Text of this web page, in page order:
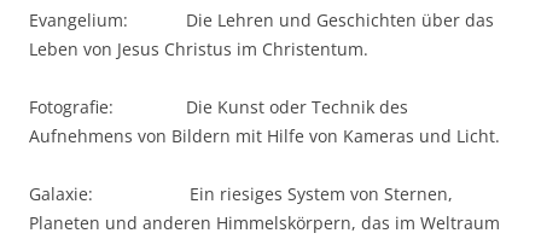
Evangelium: Die Lehren und Geschichten über das
Leben von Jesus Christus im Christentum.
Fotografie: Die Kunst oder Technik des
Aufnehmens von Bildern mit Hilfe von Kameras und Licht.
Galaxie: Ein riesiges System von Sternen,
Planeten und anderen Himmelskörpern, das im Weltraum